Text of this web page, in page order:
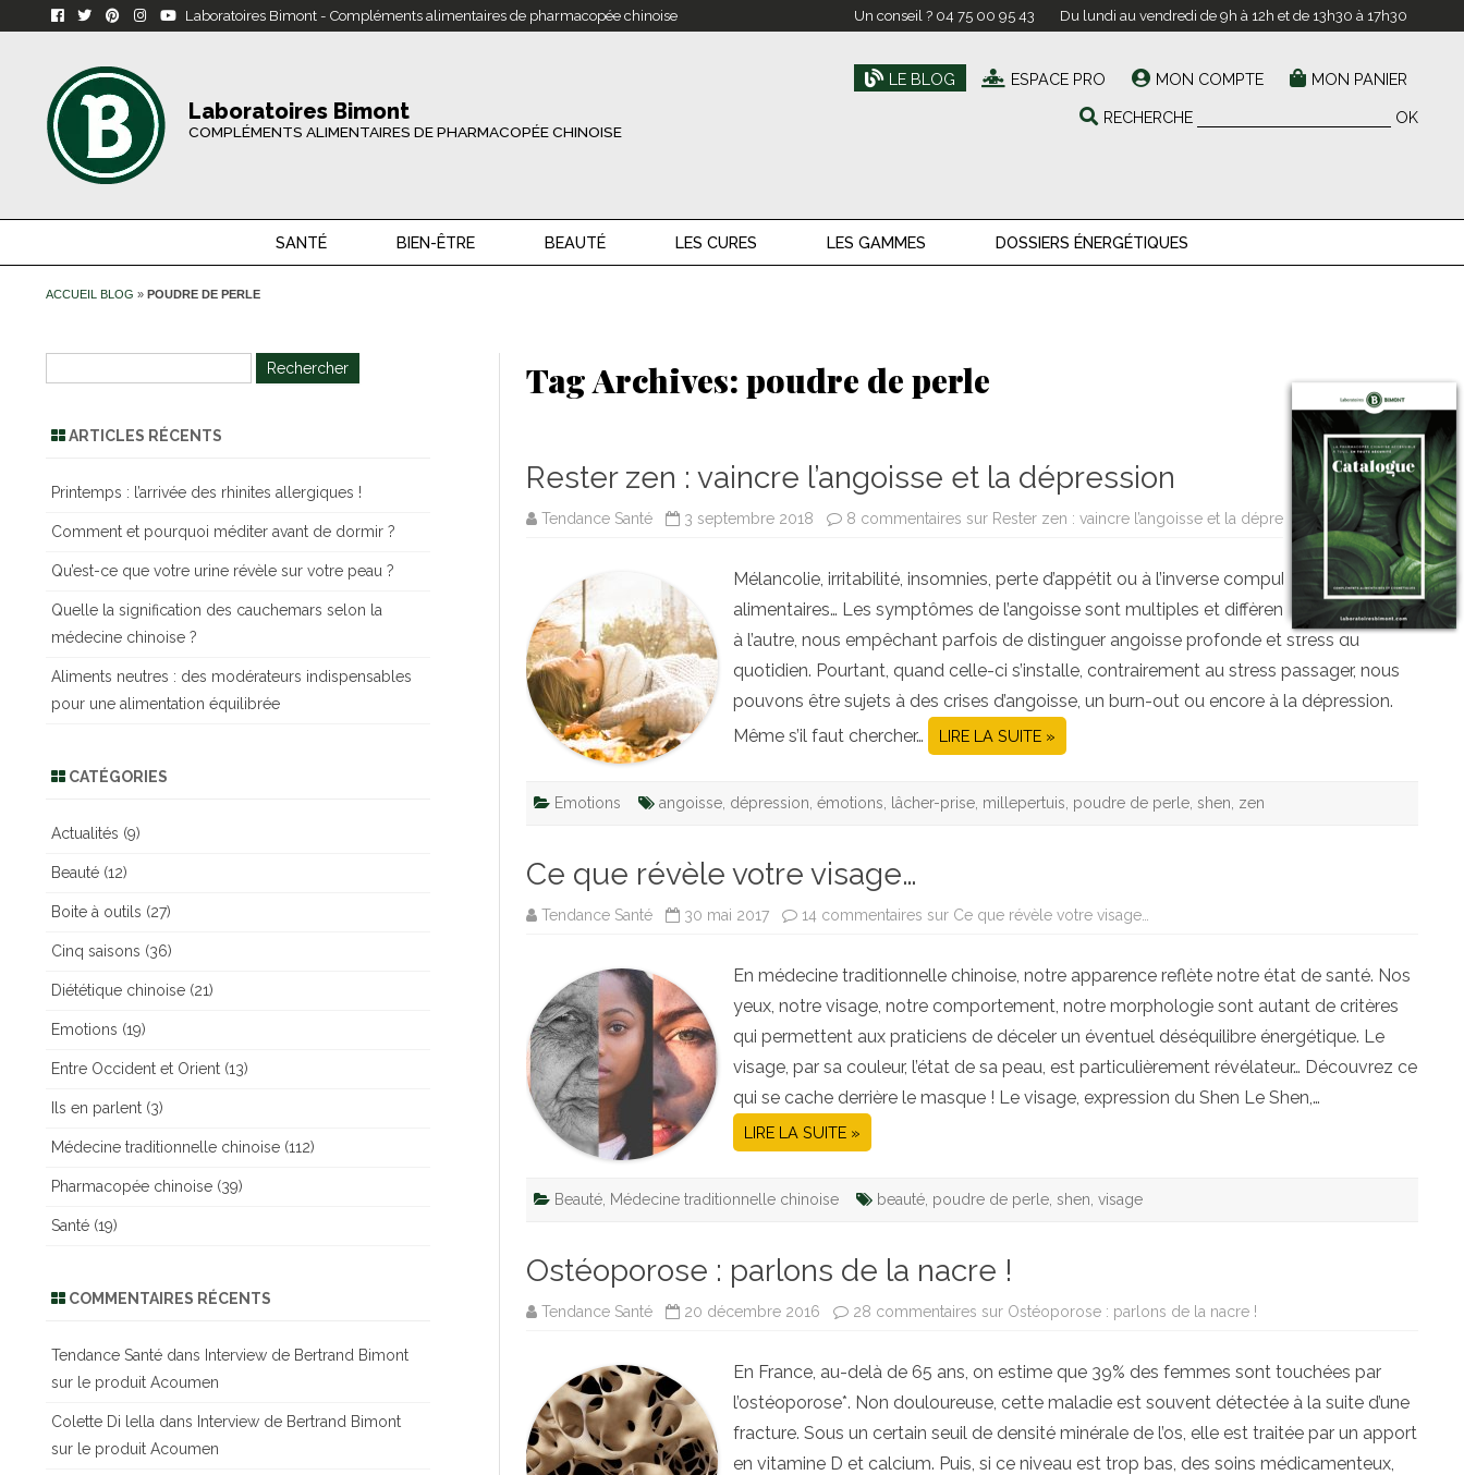
Laboratoires Bimont - Compléments alimentaires de pharmacopée chinoise Un conseil ? 04 75 00 95 43 Du lundi au vendredi de 9h à 12h et de 13h30 à 17h30
Laboratoires Bimont
COMPLÉMENTS ALIMENTAIRES DE PHARMACOPÉE CHINOISE
LE BLOG ESPACE PRO MON COMPTE MON PANIER
RECHERCHE OK
SANTÉ BIEN-ÊTRE BEAUTÉ LES CURES LES GAMMES DOSSIERS ÉNERGÉTIQUES
ACCUEIL BLOG » POUDRE DE PERLE
Tag Archives:poudre de perle
Rester zen : vaincre l’angoisse et la dépression
Tendance Santé 3 septembre 2018 8 commentaires sur Rester zen : vaincre l’angoisse et la dépression
Mélancolie, irritabilité, insomnies, perte d’appétit ou à l’inverse compulsions
alimentaires… Les symptômes de l’angoisse sont multiples et diffèrent d’une personne
à l’autre, nous empêchant parfois de distinguer angoisse profonde et stress du
quotidien. Pourtant, quand celle-ci s’installe, contrairement au stress passager, nous
pouvons être sujets à des crises d’angoisse, un burn-out ou encore à la dépression.
Même s’il faut chercher…
LIRE LA SUITE »
Emotions angoisse, dépression émotions lâcher-prise, millepertuis poudre de perle, shen zen
Ce que révèle votre visage…
Tendance Santé 30 mai 2017 14 commentaires sur Ce que révèle votre visage…
En médecine traditionnelle chinoise, notre apparence reflète notre état de santé. Nos
yeux, notre visage, notre comportement, notre morphologie sont autant de critères
qui permettent aux praticiens de déceler un éventuel déséquilibre énergétique. Le
visage, par sa couleur, l’état de sa peau, est particulièrement révélateur… Découvrez ce
qui se cache derrière le masque ! Le visage, expression du Shen Le Shen,…
LIRE LA SUITE »
Beauté, Médecine traditionnelle chinoise beauté, poudre de perle, shen visage
Ostéoporose : parlons de la nacre !
Tendance Santé 20 décembre 2016 28 commentaires sur Ostéoporose : parlons de la nacre !
En France, au-delà de 65 ans, on estime que 39% des femmes sont touchées par
l’ostéoporose*. Non douloureuse, cette maladie est souvent détectée à la suite d’une
fracture. Sous un certain seuil de densité minérale de l’os, elle est traitée par un apport
en vitamine D et calcium. Puis, si ce niveau est trop bas, des soins médicamenteux,
h
e
ARTICLES RÉCENTS
Printemps : l’arrivée des rhinites allergiques !
Comment et pourquoi méditer avant de dormir ?
Qu’est-ce que votre urine révèle sur votre peau ?
Quelle la signification des cauchemars selon la
médecine chinoise ?
Aliments neutres : des modérateurs indispensables
pour une alimentation équilibrée
CATÉGORIES
Actualités (9)
Beauté (12)
Boite à outils (27)
Cinq saisons (36)
Diététique chinoise (21)
Emotions (19)
Entre Occident et Orient (13)
Ils en parlent (3)
Médecine traditionnelle chinoise (112)
Pharmacopée chinoise (39)
Santé (19)
COMMENTAIRES RÉCENTS
Tendance Santé dans Interview de Bertrand Bimont
sur le produit Acoumen
Colette Di lella dans Interview de Bertrand Bimont
sur le produit Acoumen